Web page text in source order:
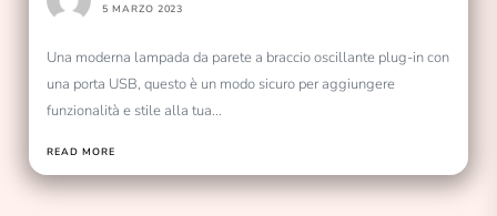
5 MARZO 2023
Una moderna lampada da parete a braccio oscillante plug-in con
una porta USB, questo è un modo sicuro per aggiungere
funzionalità e stile alla tua...
READ MORE